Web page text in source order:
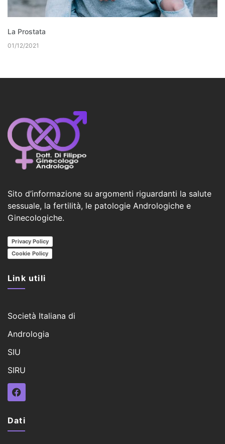
La Prostata
01/12/2021
Sito d’informazione su argomenti riguardanti la salute
sessuale, la fertilità, le patologie Andrologiche e
Ginecologiche.
Privacy Policy
Cookie Policy
Link utili
Società Italiana di
Andrologia
SIU
SIRU
Dati